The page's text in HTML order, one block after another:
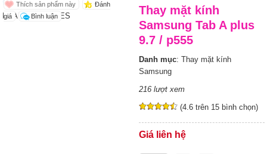
Đánh
giá
Bình luận
LOADING IMAGES
Thay mặt kính
Samsung Tab A plus
9.7 / p555
Danh mục: Thay mặt kính
Samsung
216 lượt xem
(4.6 trên 15 bình chọn)
Giá liên hệ